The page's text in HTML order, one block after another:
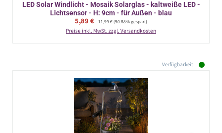
LED Solar Windlicht - Mosaik Solarglas - kaltweiße LED -
Lichtsensor - H: 9cm - für Außen - blau
Verkaufspreis:
5,89 € Regulärer Preis:
11,99 €(50.88% gespart)
Preise inkl. MwSt. zzgl. Versandkosten
Verfügbarkeit: